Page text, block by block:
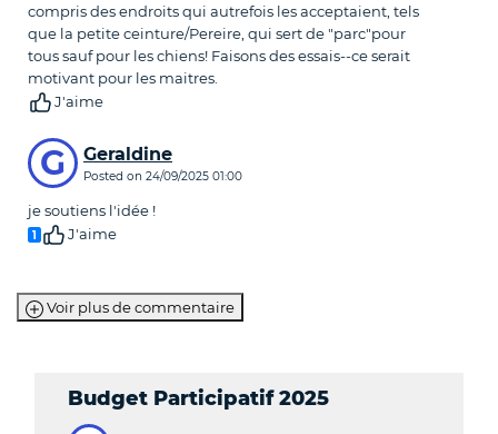
compris des endroits qui autrefois les acceptaient, tels
que la petite ceinture/Pereire, qui sert de "parc"pour
tous sauf pour les chiens! Faisons des essais--ce serait
motivant pour les maitres.
J'aime
G Geraldine
Posted on 24/09/2025 01:00
je soutiens l'idée !
1 J'aime
Voir plus de commentaire
Budget Participatif 2025